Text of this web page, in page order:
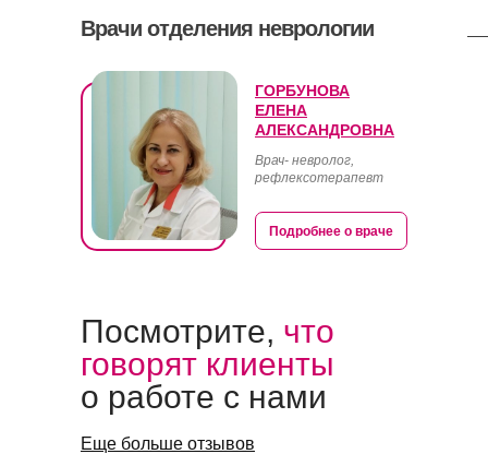
ГОРБУНОВА
ЕЛЕНА
АЛЕКСАНДРОВНА
Врач- невролог,
рефлексотерапевт
Подробнее о враче
Врачи отделения неврологии
Посмотрите, что
говорят клиенты
о работе с нами
Еще больше отзывов